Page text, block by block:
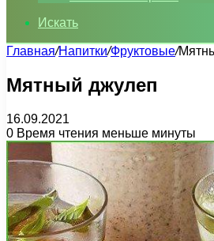
Искать
Главная/Напитки/Фруктовые/
Мятный джулеп
16.09.2021
0 Время чтения меньше минуты